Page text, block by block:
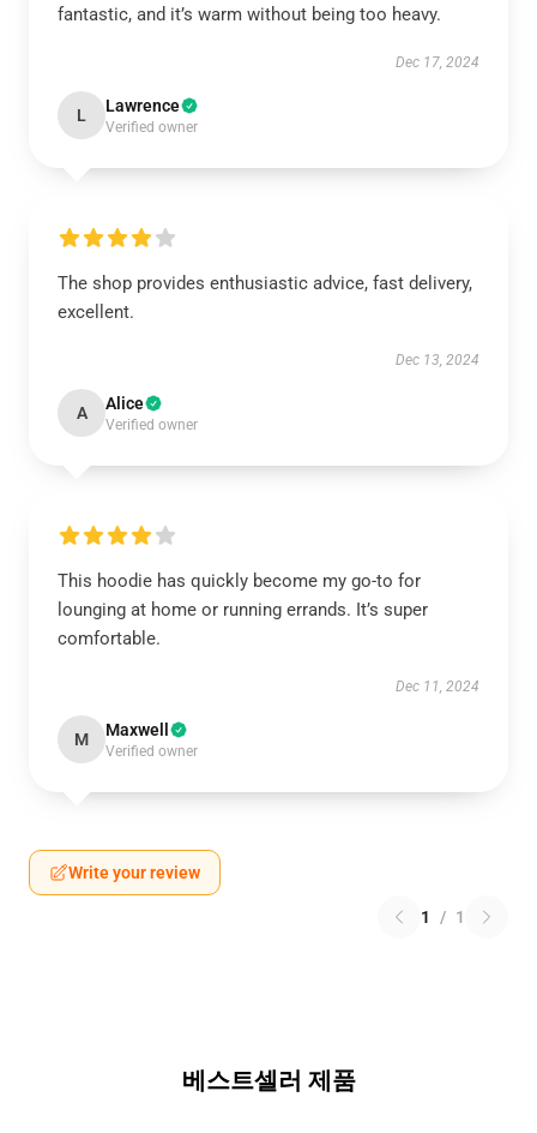
fantastic, and it’s warm without being too heavy.
Dec 17, 2024
L Lawrence
Verified owner
The shop provides enthusiastic advice, fast delivery,
excellent.
Dec 13, 2024
A Alice
Verified owner
This hoodie has quickly become my go-to for
lounging at home or running errands. It’s super
comfortable.
Dec 11, 2024
M Maxwell
Verified owner
Write your review
1 / 1
베스트셀러 제품